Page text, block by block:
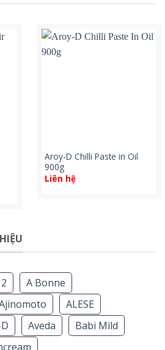
Aroy-D Chilli Paste in Oil
900g
Liên hệ
A Bonne
ALESE
Aveda
Babi Mild